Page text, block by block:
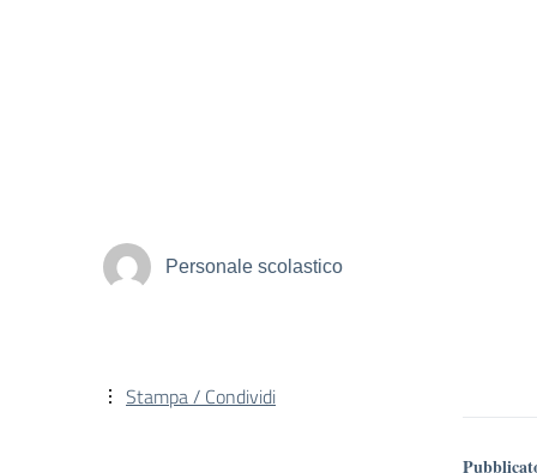
Personale scolastico
Stampa / Condividi